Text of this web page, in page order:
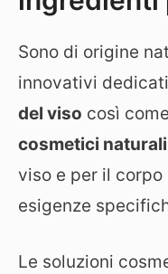
Sono di origine
innovativi
del viso così
cosmetici
viso e per il
esigenze
Le soluzioni